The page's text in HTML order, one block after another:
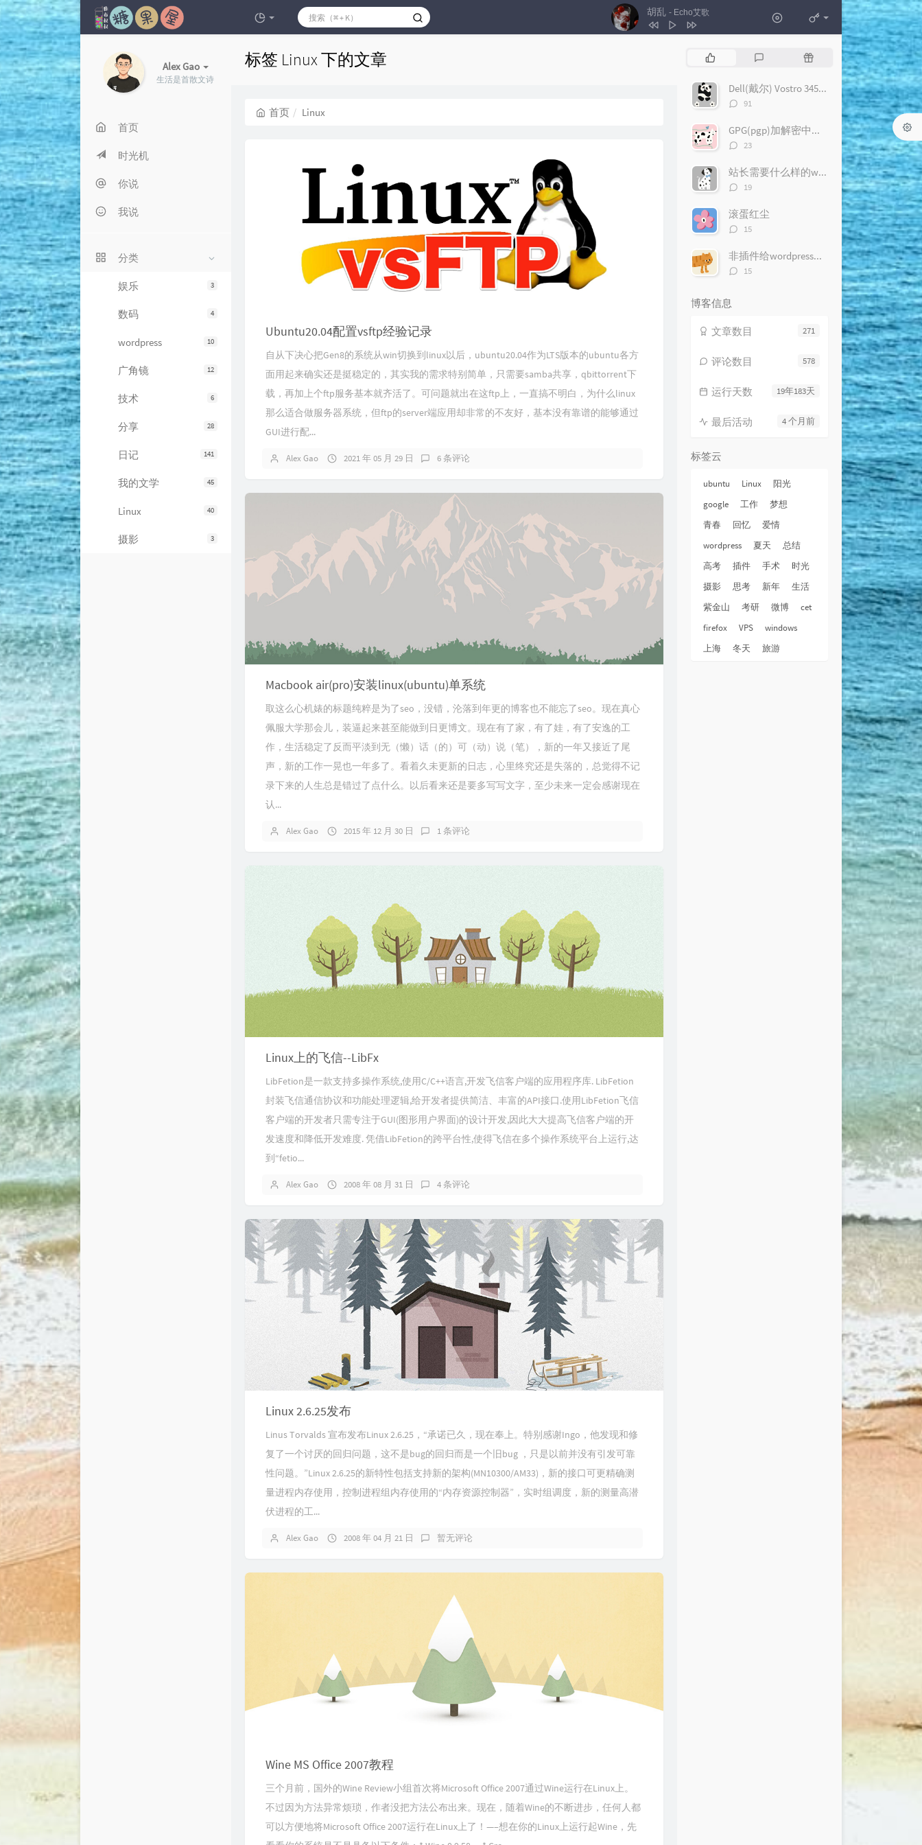
胡乱 - Echo艾歌
银河快递
高小木蒙
I Only Miss You
Megan Moroney / Ed Sheeran
Alex Gao
生活是首散文诗
首页
时光机
你说
我说
分类
3
娱乐
4
数码
10
wordpress
12
广角镜
6
技术
28
分享
141
日记
45
我的文学
40
Linux
3
摄影
标签 Linux 下的文章
首页 Linux
Ubuntu20.04配置vsftp经验记录
自从下决心把Gen8的系统从win切换到linux以后，ubuntu20.04作为LTS版本的ubuntu各方
面用起来确实还是挺稳定的，其实我的需求特别简单，只需要samba共享，qbittorrent下
载，再加上个ftp服务基本就齐活了。可问题就出在这ftp上，一直搞不明白，为什么linux
那么适合做服务器系统，但ftp的server端应用却非常的不友好，基本没有靠谱的能够通过
GUI进行配...
Alex Gao 2021 年 05 月 29 日 6 条评论
Macbook air(pro)安装linux(ubuntu)单系统
取这么心机婊的标题纯粹是为了seo，没错，沦落到年更的博客也不能忘了seo。现在真心
佩服大学那会儿，装逼起来甚至能做到日更博文。现在有了家，有了娃，有了安逸的工
作，生活稳定了反而平淡到无（懒）话（的）可（动）说（笔），新的一年又接近了尾
声，新的工作一晃也一年多了。看着久未更新的日志，心里终究还是失落的，总觉得不记
录下来的人生总是错过了点什么。以后看来还是要多写写文字，至少未来一定会感谢现在
认...
Alex Gao 2015 年 12 月 30 日 1 条评论
Linux上的飞信--LibFx
LibFetion是一款支持多操作系统,使用C/C++语言,开发飞信客户端的应用程序库. LibFetion
封装飞信通信协议和功能处理逻辑,给开发者提供简洁、丰富的API接口.使用LibFetion飞信
客户端的开发者只需专注于GUI(图形用户界面)的设计开发,因此大大提高飞信客户端的开
发速度和降低开发难度. 凭借LibFetion的跨平台性,使得飞信在多个操作系统平台上运行,达
到“fetio...
Alex Gao 2008 年 08 月 31 日 4 条评论
Linux 2.6.25发布
Linus Torvalds 宣布发布Linux 2.6.25，“承诺已久，现在奉上。特别感谢Ingo，他发现和修
复了一个讨厌的回归问题，这不是bug的回归而是一个旧bug ，只是以前并没有引发可靠
性问题。”Linux 2.6.25的新特性包括支持新的架构(MN10300/AM33)，新的接口可更精确测
量进程内存使用，控制进程组内存使用的“内存资源控制器”，实时组调度，新的测量高潜
伏进程的工...
Alex Gao 2008 年 04 月 21 日 暂无评论
Wine MS Office 2007教程
三个月前，国外的Wine Review小组首次将Microsoft Office 2007通过Wine运行在Linux上。
不过因为方法异常烦琐，作者没把方法公布出来。现在，随着Wine的不断进步，任何人都
可以方便地将Microsoft Office 2007运行在Linux上了！—–想在你的Linux上运行起Wine，先
文
评
随
文Dell(戴尔) Vostro 3450 评测及试用感受
评
数：
91
GPG(pgp)加解密中文完整教程
评
数：
23
站长需要什么样的wordpress插件？
评
数：
19
滚蛋红尘
评
数：
15
非插件给wordpress加上评论编辑器
评
15
博客信息
271
文章数目
578
评论数目
19年183天
运行天数
4 个月前
最后活动
标签云
ubuntu Linux
阳光
google
工作
梦想
青春
回忆
爱情
wordpress
夏天
总结
高考
插件 手术
时光
摄影
思考 新年
生活
紫金山
考研 微博
cet
firefox
VPS
windows
上海
冬天 旅游